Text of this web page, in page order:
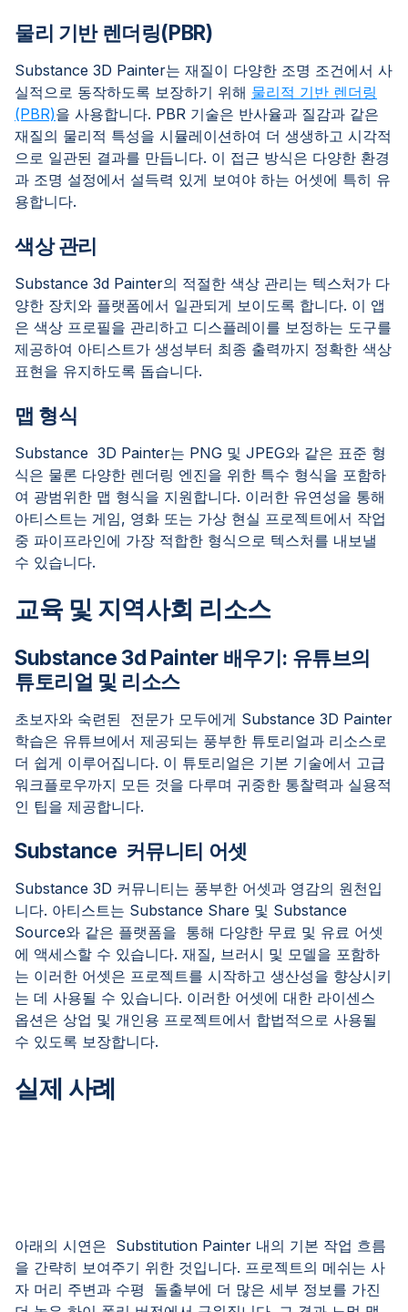
물리 기반 렌더링(PBR)
Substance 3D Painter는 재질이 다양한 조명 조건에서 사
실적으로 동작하도록 보장하기 위해 물리적 기반 렌더링
(PBR)을 사용합니다. PBR 기술은 반사율과 질감과 같은
재질의 물리적 특성을 시뮬레이션하여 더 생생하고 시각적
으로 일관된 결과를 만듭니다. 이 접근 방식은 다양한 환경
과 조명 설정에서 설득력 있게 보여야 하는 어셋에 특히 유
용합니다.
색상 관리
Substance 3d Painter의 적절한 색상 관리는 텍스처가 다
양한 장치와 플랫폼에서 일관되게 보이도록 합니다. 이 앱
은 색상 프로필을 관리하고 디스플레이를 보정하는 도구를
제공하여 아티스트가 생성부터 최종 출력까지 정확한 색상
표현을 유지하도록 돕습니다.
맵 형식
Substance 3D Painter는 PNG 및 JPEG와 같은 표준 형
식은 물론 다양한 렌더링 엔진을 위한 특수 형식을 포함하
여 광범위한 맵 형식을 지원합니다. 이러한 유연성을 통해
아티스트는 게임, 영화 또는 가상 현실 프로젝트에서 작업
중 파이프라인에 가장 적합한 형식으로 텍스처를 내보낼
수 있습니다.
교육 및 지역사회 리소스
Substance 3d Painter 배우기: 유튜브의
튜토리얼 및 리소스
초보자와 숙련된 전문가 모두에게 Substance 3D Painter
학습은 유튜브에서 제공되는 풍부한 튜토리얼과 리소스로
더 쉽게 이루어집니다. 이 튜토리얼은 기본 기술에서 고급
워크플로우까지 모든 것을 다루며 귀중한 통찰력과 실용적
인 팁을 제공합니다.
Substance 커뮤니티 어셋
Substance 3D 커뮤니티는 풍부한 어셋과 영감의 원천입
니다. 아티스트는 Substance Share 및 Substance
Source와 같은 플랫폼을 통해 다양한 무료 및 유료 어셋
에 액세스할 수 있습니다. 재질, 브러시 및 모델을 포함하
는 이러한 어셋은 프로젝트를 시작하고 생산성을 향상시키
는 데 사용될 수 있습니다. 이러한 어셋에 대한 라이센스
옵션은 상업 및 개인용 프로젝트에서 합법적으로 사용될
수 있도록 보장합니다.
실제 사례
아래의 시연은 Substitution Painter 내의 기본 작업 흐름
을 간략히 보여주기 위한 것입니다. 프로젝트의 메쉬는 사
자 머리 주변과 수평 돌출부에 더 많은 세부 정보를 가진